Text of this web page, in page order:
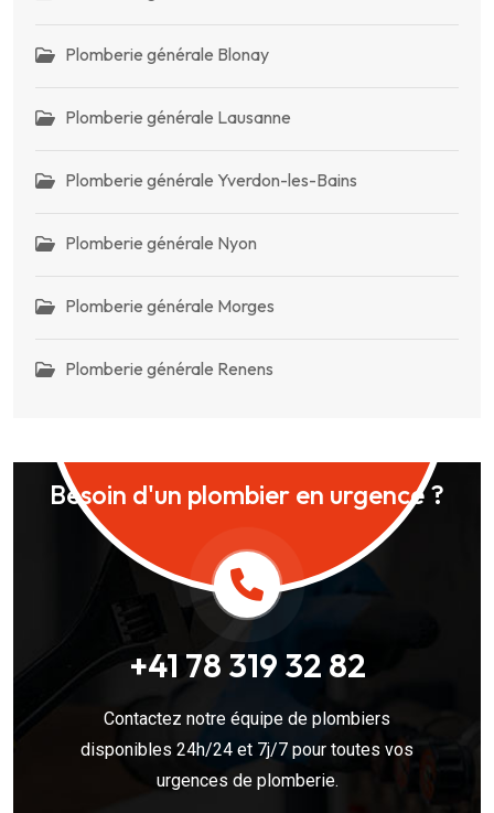
Plomberie générale Blonay
Plomberie générale Lausanne
Plomberie générale Yverdon-les-Bains
Plomberie générale Nyon
Plomberie générale Morges
Plomberie générale Renens
Besoin d'un plombier en urgence ?
+41 78 319 32 82
Contactez notre équipe de plombiers
disponibles 24h/24 et 7j/7 pour toutes vos
urgences de plomberie.